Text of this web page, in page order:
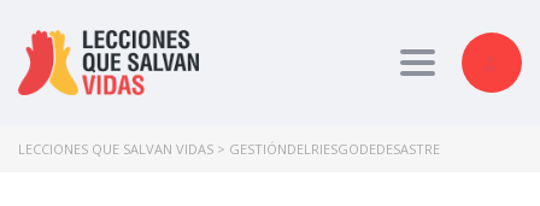
Toggle
LECCIONES QUE SALVAN VIDAS > GESTIÓNDELRIESGODEDESASTRE